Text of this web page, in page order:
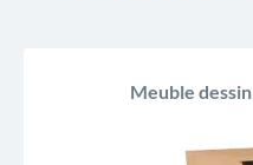
Meuble